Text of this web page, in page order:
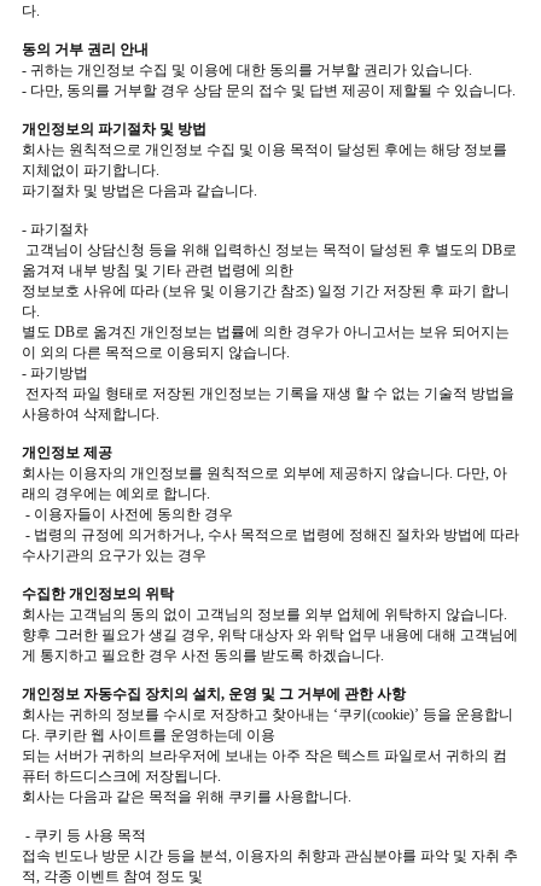
다.
동의 거부 권리 안내
- 귀하는 개인정보 수집 및 이용에 대한 동의를 거부할 권리가 있습니다.
- 다만, 동의를 거부할 경우 상담 문의 접수 및 답변 제공이 제할될 수 있습니다.
개인정보의 파기절차 및 방법
회사는 원칙적으로 개인정보 수집 및 이용 목적이 달성된 후에는 해당 정보를
지체없이 파기합니다.
파기절차 및 방법은 다음과 같습니다.
- 파기절차
고객님이 상담신청 등을 위해 입력하신 정보는 목적이 달성된 후 별도의 DB로
옮겨져 내부 방침 및 기타 관련 법령에 의한
정보보호 사유에 따라 (보유 및 이용기간 참조) 일정 기간 저장된 후 파기 합니
다.
별도 DB로 옮겨진 개인정보는 법률에 의한 경우가 아니고서는 보유 되어지는
이 외의 다른 목적으로 이용되지 않습니다.
- 파기방법
전자적 파일 형태로 저장된 개인정보는 기록을 재생 할 수 없는 기술적 방법을
사용하여 삭제합니다.
개인정보 제공
회사는 이용자의 개인정보를 원칙적으로 외부에 제공하지 않습니다. 다만, 아
래의 경우에는 예외로 합니다.
- 이용자들이 사전에 동의한 경우
- 법령의 규정에 의거하거나, 수사 목적으로 법령에 정해진 절차와 방법에 따라
수사기관의 요구가 있는 경우
수집한 개인정보의 위탁
회사는 고객님의 동의 없이 고객님의 정보를 외부 업체에 위탁하지 않습니다.
향후 그러한 필요가 생길 경우, 위탁 대상자 와 위탁 업무 내용에 대해 고객님에
게 통지하고 필요한 경우 사전 동의를 받도록 하겠습니다.
개인정보 자동수집 장치의 설치, 운영 및 그 거부에 관한 사항
회사는 귀하의 정보를 수시로 저장하고 찾아내는 ‘쿠키(cookie)’ 등을 운용합니
다. 쿠키란 웹 사이트를 운영하는데 이용
되는 서버가 귀하의 브라우저에 보내는 아주 작은 텍스트 파일로서 귀하의 컴
퓨터 하드디스크에 저장됩니다.
회사는 다음과 같은 목적을 위해 쿠키를 사용합니다.
- 쿠키 등 사용 목적
접속 빈도나 방문 시간 등을 분석, 이용자의 취향과 관심분야를 파악 및 자취 추
적, 각종 이벤트 참여 정도 및